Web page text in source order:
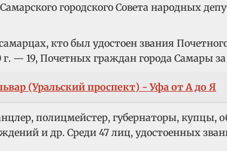
городского Совета народных
кто был удостоен звания
— 19, Почетных граждан города Самары за
(Уральский проспект) - Уфа от А до Я
полицмейстер, губернаторы, купцы,
и др. Среди 47 лиц, удостоенных